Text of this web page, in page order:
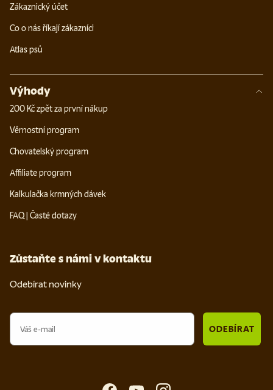
Zákaznický účet
Co o nás říkají zákazníci
Atlas psů
Výhody
200 Kč zpět za první nákup
Věrnostní program
Chovatelský program
Affiliate program
Kalkulačka krmných dávek
FAQ | Časté dotazy
Zůstaňte s námi v kontaktu
Odebírat novinky
Email
ODEBÍRAT